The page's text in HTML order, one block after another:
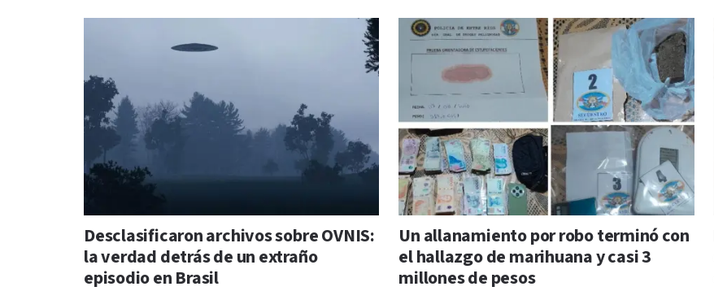
Desclasificaron archivos sobre OVNIS:
la verdad detrás de un extraño
episodio en Brasil
Un allanamiento por robo terminó con
el hallazgo de marihuana y casi 3
millones de pesos